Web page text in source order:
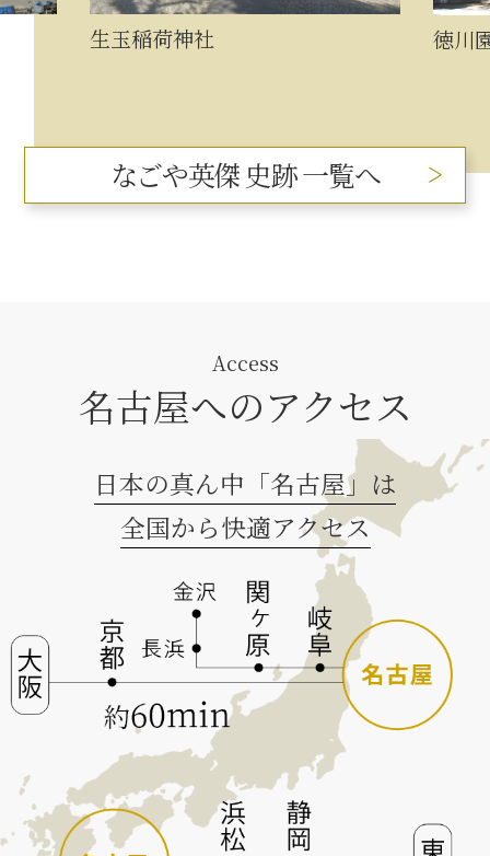
生玉稲荷神社 徳川
なごや英傑 史跡 一覧へ
Access
名古屋へのアクセス
日本の真ん中「名古屋」は
全国から快適アクセス